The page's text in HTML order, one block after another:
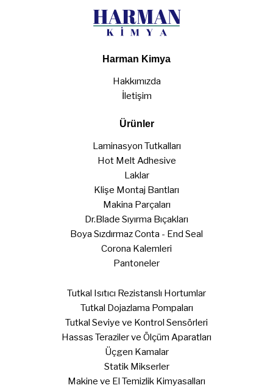
Harman Kimya
Hakkımızda
İletişim
Ürünler
Laminasyon Tutkalları
Hot Melt Adhesive
Laklar
Klişe Montaj Bantları
Makina Parçaları
Dr.Blade Sıyırma Bıçakları
Boya Sızdırmaz Conta - End Seal
Corona Kalemleri
Pantoneler
Tutkal Isıtıcı Rezistanslı Hortumlar
Tutkal Dojazlama Pompaları
Tutkal Seviye ve Kontrol Sensörleri
Hassas Teraziler ve Ölçüm Aparatları
Üçgen Kamalar
Statik Mikserler
Makine ve El Temizlik Kimyasalları